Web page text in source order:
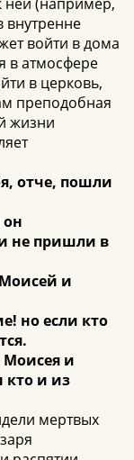
внутренне
войти в дома
в атмосфере
в церковь,
преподобная
жизни
отче, пошли
он
не пришли в
и
но если кто
Моисея и
кто и из
мертвых